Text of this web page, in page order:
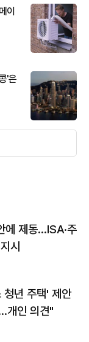
이
'은
에 제동…ISA·주
시
년 주택' 제안
개인 의견"